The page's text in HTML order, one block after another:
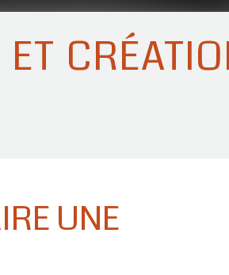
UNE